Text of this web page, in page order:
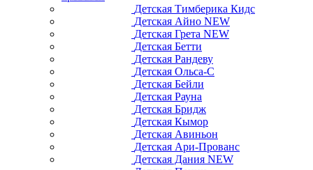
Детская Тимберика Кидс
Детская Айно NEW
Детская Грета NEW
Детская Бетти
Детская Рандеву
Детская Ольса-С
Детская Бейли
Детская Рауна
Детская Бридж
Детская Кымор
Детская Авиньон
Детская Ари-Прованс
Детская Дания NEW